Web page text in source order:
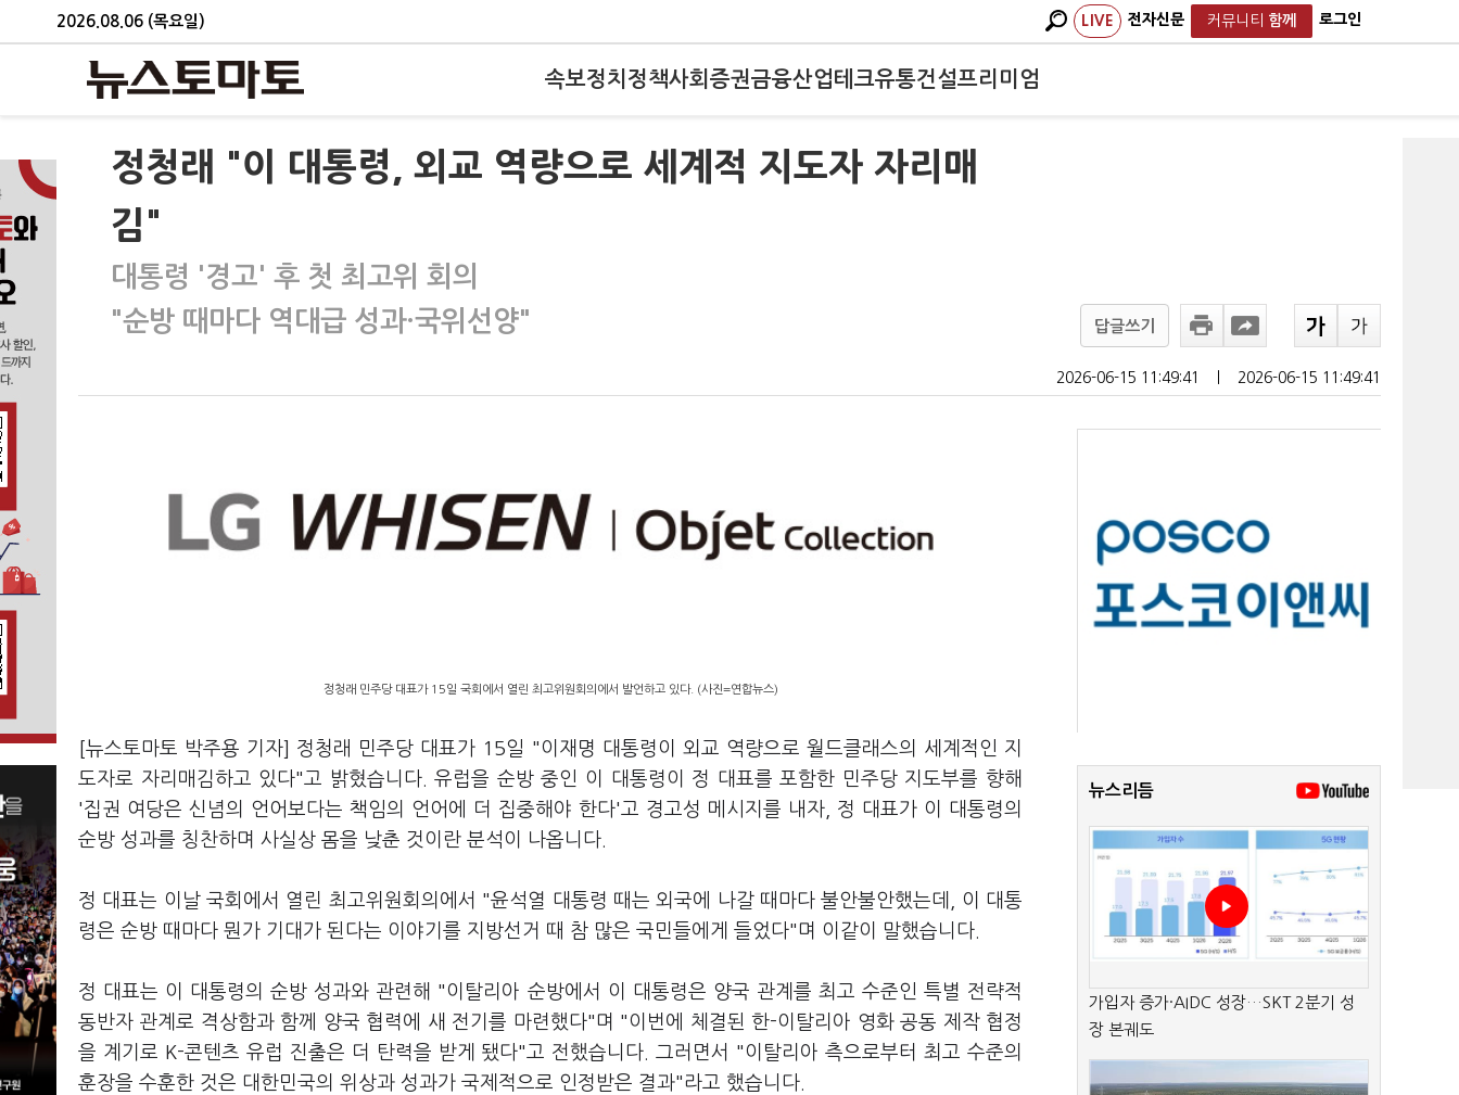
2026.08.06 (목요일) LIVE 전자신문 커뮤니티 함께 로그인
속보정치 정책사회 증권금융산업테크유통건설프리미엄
정청래 "이 대통령, 외교 역량으로 세계적 지도자 자리매
김"
대통령 '경고' 후 첫 최고위 회의
"순방 때마다 역대급 성과·국위선양"
답글쓰기
2026-06-15 11:49:41 2026-06-15 11:49:41
정청래 민주당 대표가 15일 국회에서 열린 최고위원회의에서 발언하고 있다. (사진=연합뉴스)
[뉴스토마토 박주용 기자] 정청래 민주당 대표가 15일 "이재명 대통령이 외교 역량으로 월드클래스의 세계적인 지
도자로 자리매김하고 있다"고 밝혔습니다. 유럽을 순방 중인 이 대통령이 정 대표를 포함한 민주당 지도부를 향해
'집권 여당은 신념의 언어보다는 책임의 언어에 더 집중해야 한다'고 경고성 메시지를 내자, 정 대표가 이 대통령의
순방 성과를 칭찬하며 사실상 몸을 낮춘 것이란 분석이 나옵니다.
정 대표는 이날 국회에서 열린 최고위원회의에서 "윤석열 대통령 때는 외국에 나갈 때마다 불안불안했는데, 이 대통
령은 순방 때마다 뭔가 기대가 된다는 이야기를 지방선거 때 참 많은 국민들에게 들었다"며 이같이 말했습니다.
정 대표는 이 대통령의 순방 성과와 관련해 "이탈리아 순방에서 이 대통령은 양국 관계를 최고 수준인 특별 전략적
동반자 관계로 격상함과 함께 양국 협력에 새 전기를 마련했다"며 "이번에 체결된 한-이탈리아 영화 공동 제작 협정
을 계기로 K-콘텐츠 유럽 진출은 더 탄력을 받게 됐다"고 전했습니다. 그러면서 "이탈리아 측으로부터 최고 수준의
훈장을 수훈한 것은 대한민국의 위상과 성과가 국제적으로 인정받은 결과"라고 했습니다.
뉴스리듬
가입자 증가·AIDC 성장…SKT 2분기 성
장 본궤도